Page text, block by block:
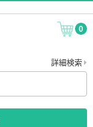
0
詳細検索